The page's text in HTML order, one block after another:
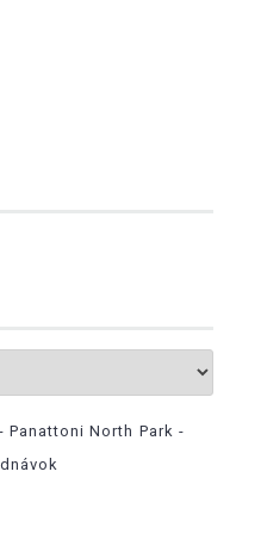
Panattoni North Park -